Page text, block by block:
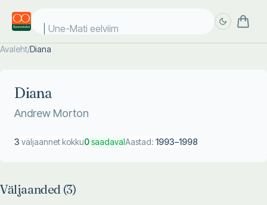
Une-Mati eelviima
Avaleht/Diana
Diana
Andrew Morton
3 väljaannet kokku0saadavalAastad: 1993–1998
Väljaanded (3)